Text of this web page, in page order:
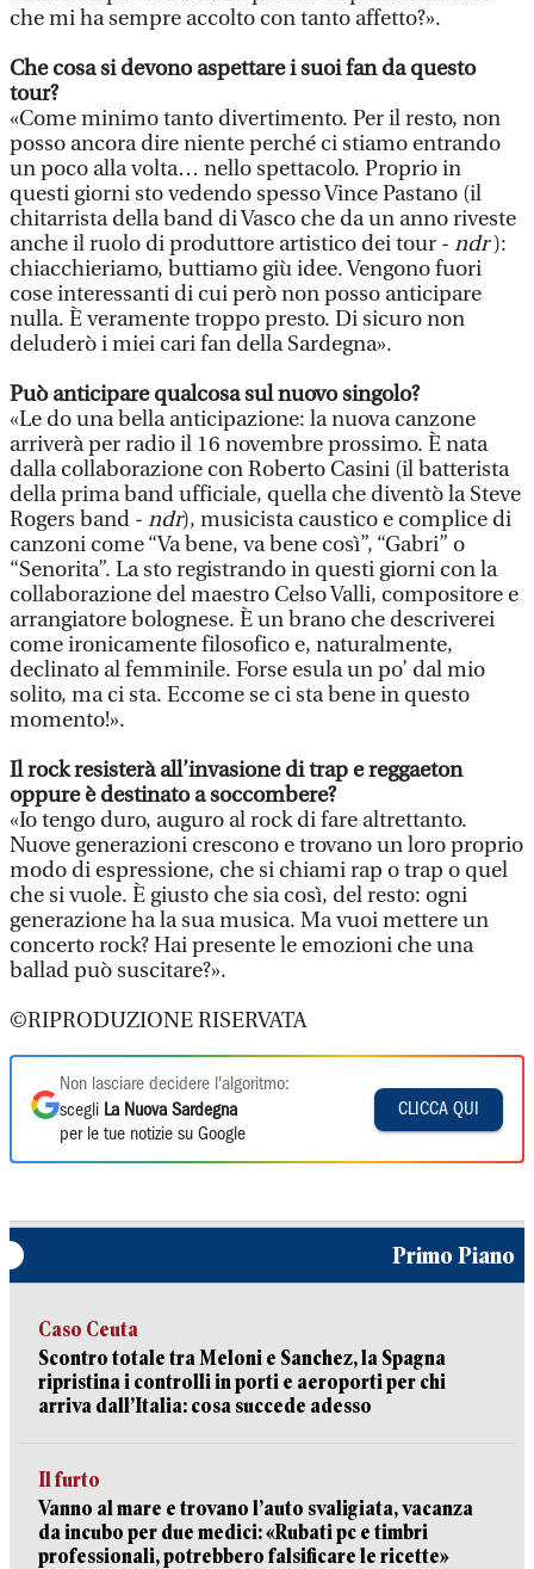
che mi ha sempre accolto con tanto affetto?».
Che cosa si devono aspettare i suoi fan da questo
tour?
«Come minimo tanto divertimento. Per il resto, non
posso ancora dire niente perché ci stiamo entrando
un poco alla volta… nello spettacolo. Proprio in
questi giorni sto vedendo spesso Vince Pastano (il
chitarrista della band di Vasco che da un anno riveste
anche il ruolo di produttore artistico dei tour - ndr):
chiacchieriamo, buttiamo giù idee. Vengono fuori
cose interessanti di cui però non posso anticipare
nulla. È veramente troppo presto. Di sicuro non
deluderò i miei cari fan della Sardegna».
Può anticipare qualcosa sul nuovo singolo?
«Le do una bella anticipazione: la nuova canzone
arriverà per radio il 16 novembre prossimo. È nata
dalla collaborazione con Roberto Casini (il batterista
della prima band ufficiale, quella che diventò la Steve
Rogers band - ndr), musicista caustico e complice di
canzoni come “Va bene, va bene così”, “Gabri” o
“Senorita”. La sto registrando in questi giorni con la
collaborazione del maestro Celso Valli, compositore e
arrangiatore bolognese. È un brano che descriverei
come ironicamente filosofico e, naturalmente,
declinato al femminile. Forse esula un po’ dal mio
solito, ma ci sta. Eccome se ci sta bene in questo
momento!».
Il rock resisterà all’invasione di trap e reggaeton
oppure è destinato a soccombere?
«Io tengo duro, auguro al rock di fare altrettanto.
Nuove generazioni crescono e trovano un loro proprio
modo di espressione, che si chiami rap o trap o quel
che si vuole. È giusto che sia così, del resto: ogni
generazione ha la sua musica. Ma vuoi mettere un
concerto rock? Hai presente le emozioni che una
ballad può suscitare?».
©RIPRODUZIONE RISERVATA
Non lasciare decidere l'algoritmo:
scegli La Nuova Sardegna
per le tue notizie su Google
CLICCA QUI
Primo Piano
Caso Ceuta
Scontro totale tra Meloni e Sanchez, la Spagna
ripristina i controlli in porti e aeroporti per chi
arriva dall’Italia: cosa succede adesso
Il furto
Vanno al mare e trovano l’auto svaligiata, vacanza
da incubo per due medici: «Rubati pc e timbri
professionali, potrebbero falsificare le ricette»